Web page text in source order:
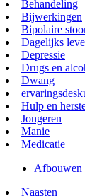
Behandeling
Behandeling
Bijwerkingen
Bipolaire
Dagelijks leven
Depressie
Drugs en
Dwang
Hulp en herstel
Manie